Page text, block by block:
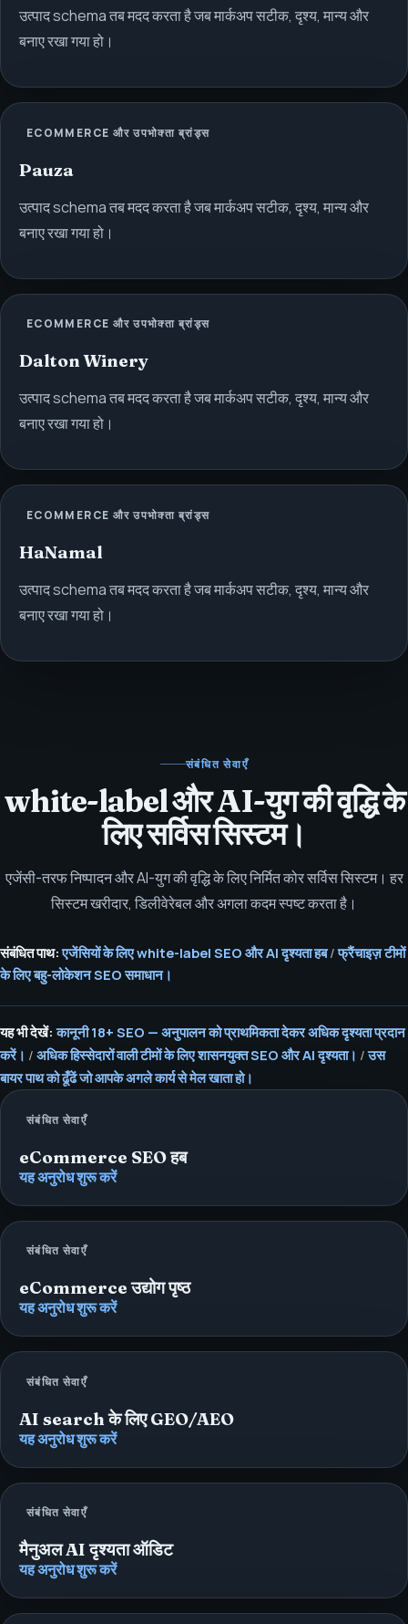
उत्पाद schema तब मदद करता है जब मार्कअप सटीक, दृश्य, मान्य और
बनाए रखा गया हो।
ECOMMERCE और उपभोक्ता ब्रांड्स
Pauza
उत्पाद schema तब मदद करता है जब मार्कअप सटीक, दृश्य, मान्य और
बनाए रखा गया हो।
ECOMMERCE और उपभोक्ता ब्रांड्स
Dalton Winery
उत्पाद schema तब मदद करता है जब मार्कअप सटीक, दृश्य, मान्य और
बनाए रखा गया हो।
ECOMMERCE और उपभोक्ता ब्रांड्स
HaNamal
उत्पाद schema तब मदद करता है जब मार्कअप सटीक, दृश्य, मान्य और
बनाए रखा गया हो।
संबंधित सेवाएँ
white-label और AI-युग की वृद्धि के
लिए सर्विस सिस्टम।
एजेंसी-तरफ निष्पादन और AI-युग की वृद्धि के लिए निर्मित कोर सर्विस सिस्टम। हर
सिस्टम खरीदार, डिलीवेरेबल और अगला कदम स्पष्ट करता है।
संबंधित पाथ: एजेंसियों के लिए white-label SEO और AI दृश्यता हब/फ्रैंचाइज़ टीमों
के लिए बहु-लोकेशन SEO समाधान।
यह भी देखें: कानूनी 18+ SEO — अनुपालन को प्राथमिकता देकर अधिक दृश्यता प्रदान
करें। / अधिक हिस्सेदारों वाली टीमों के लिए शासनयुक्त SEO और AI दृश्यता। /उस
बायर पाथ को ढूँढें जो आपके अगले कार्य से मेल खाता हो।
संबंधित सेवाएँ
eCommerce SEO हब
यह अनुरोध शुरू करें
संबंधित सेवाएँ
eCommerce उद्योग पृष्ठ
यह अनुरोध शुरू करें
संबंधित सेवाएँ
AI search के लिए GEO/AEO
यह अनुरोध शुरू करें
संबंधित सेवाएँ
मैनुअल AI दृश्यता ऑडिट
यह अनुरोध शुरू करें